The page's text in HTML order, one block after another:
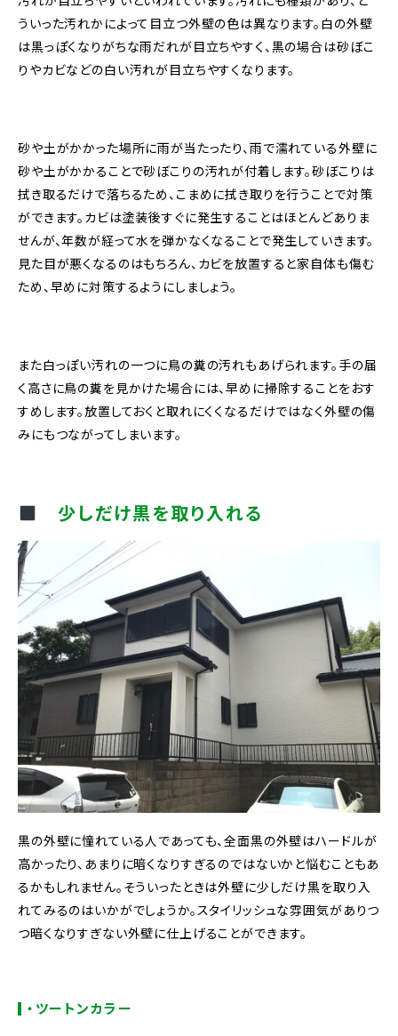
ういった汚れかによって目立つ外壁の色は異なります。白の外壁
は黒っぽくなりがちな雨だれが目立ちやすく、黒の場合は砂ぼこ
りやカビなどの白い汚れが目立ちやすくなります。
砂や土がかかった場所に雨が当たったり、雨で濡れている外壁に
砂や土がかかることで砂ぼこりの汚れが付着します。砂ぼこりは
拭き取るだけで落ちるため、こまめに拭き取りを行うことで対策
ができます。カビは塗装後すぐに発生することはほとんどありま
せんが、年数が経って水を弾かなくなることで発生していきます。
見た目が悪くなるのはもちろん、カビを放置すると家自体も傷む
ため、早めに対策するようにしましょう。
また白っぽい汚れの一つに鳥の糞の汚れもあげられます。手の届
く高さに鳥の糞を見かけた場合には、早めに掃除することをおす
すめします。放置しておくと取れにくくなるだけではなく外壁の傷
みにもつながってしまいます。
少しだけ黒を取り入れる
黒の外壁に憧れている人であっても、全面黒の外壁はハードルが
高かったり、あまりに暗くなりすぎるのではないかと悩むこともあ
るかもしれません。そういったときは外壁に少しだけ黒を取り入
れてみるのはいかがでしょうか。スタイリッシュな雰囲気がありつ
つ暗くなりすぎない外壁に仕上げることができます。
・ツートンカラー